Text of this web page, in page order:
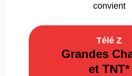
convient
Télé Z
Grandes
et TNT*